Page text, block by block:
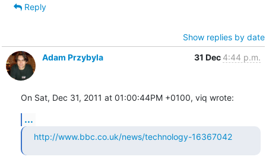
Reply
Show replies by date
Adam Przybyla
31 Dec 4:44 p.m.
On Sat, Dec 31, 2011 at 01:00:44PM +0100, viq wrote:
...
http://www.bbc.co.uk/news/technology-16367042